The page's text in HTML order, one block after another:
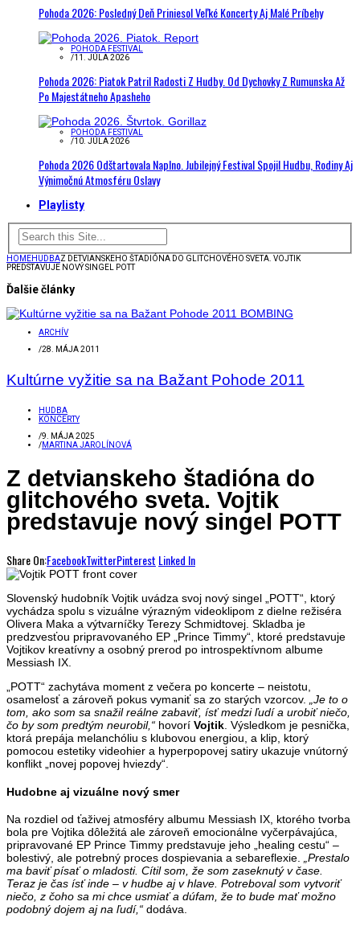
Pohoda 2026: Posledný Deň Priniesol Veľké Koncerty Aj Malé Príbehy
POHODA FESTIVAL
/11. JÚLA 2026
Pohoda 2026: Piatok Patril Radosti Z Hudby. Od Dychovky Z Rumunska Až
Po Majestátneho Apasheho
POHODA FESTIVAL
/10. JÚLA 2026
Pohoda 2026 Odštartovala Naplno. Jubilejný Festival Spojil Hudbu, Rodiny Aj
Výnimočnú Atmosféru Oslavy
Playlisty
HOMEHUDBAZ DETVIANSKEHO ŠTADIÓNA DO GLITCHOVÉHO SVETA. VOJTIK
PREDSTAVUJE NOVÝ SINGEL POTT
Ďalšie články
ARCHÍV
/28. MÁJA 2011
Kultúrne vyžitie sa na Bažant Pohode 2011
HUDBA
KONCERTY
/9. MÁJA 2025
/MARTINA JAROLÍNOVÁ
Z detvianskeho štadióna do
glitchového sveta. Vojtik
predstavuje nový singel POTT
Share On:FacebookTwitterPinterest Linked In
Slovenský hudobník Vojtik uvádza svoj nový singel „POTT“, ktorý
vychádza spolu s vizuálne výrazným videoklipom z dielne režiséra
Olivera Maka a výtvarníčky Terezy Schmidtovej. Skladba je
predzvesťou pripravovaného EP „Prince Timmy“, ktoré predstavuje
Vojtikov kreatívny a osobný prerod po introspektívnom albume
Messiash IX.
„POTT“ zachytáva moment z večera po koncerte – neistotu,
osamelosť a zároveň pokus vymaniť sa zo starých vzorcov.
„Je to o
tom, ako som sa snažil reálne zabaviť, ísť medzi ľudí a urobiť niečo,
čo by som predtým neurobil,“ hovorí Vojtik . Výsledkom je pesnička,
ktorá prepája melanchóliu s klubovou energiou, a klip, ktorý
pomocou estetiky videohier a hyperpopovej satiry ukazuje vnútorný
konflikt „novej popovej hviezdy“.
Hudobne aj vizuálne nový smer
Na rozdiel od ťaživej atmosféry albumu Messiash IX, ktorého tvorba
bola pre Vojtika dôležitá ale zároveň emocionálne vyčerpávajúca,
pripravované EP Prince Timmy predstavuje jeho „healing cestu“ –
bolestivý, ale potrebný proces dospievania a sebareflexie.
„Prestalo
ma baviť písať o mladosti. Cítil som, že som zaseknutý v čase.
Teraz je čas ísť inde – v hudbe aj v hlave. Potreboval som vytvoriť
niečo, z čoho sa mi chce usmiať a dúfam, že to bude mať možno
podobný dojem aj na ľudí,“ dodáva.